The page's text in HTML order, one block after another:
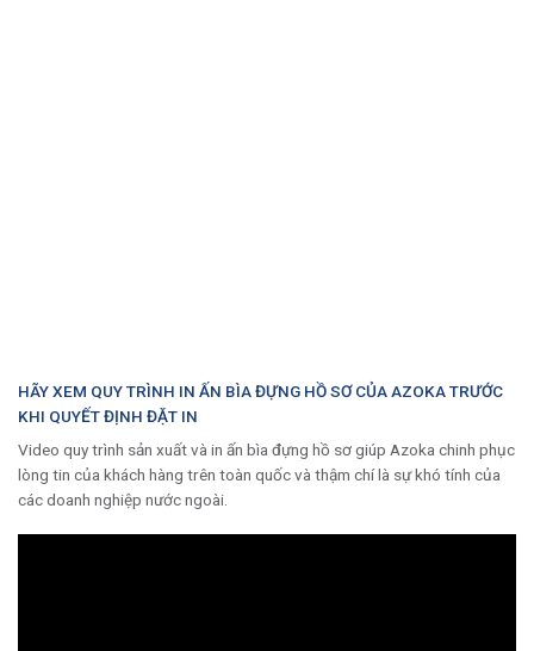
HÃY XEM QUY TRÌNH IN ẤN BÌA ĐỰNG HỒ SƠ CỦA AZOKA TRƯỚC
KHI QUYẾT ĐỊNH ĐẶT IN
Video quy trình sản xuất và in ấn bìa đựng hồ sơ giúp Azoka chinh phục
lòng tin của khách hàng trên toàn quốc và thậm chí là sự khó tính của
các doanh nghiệp nước ngoài.